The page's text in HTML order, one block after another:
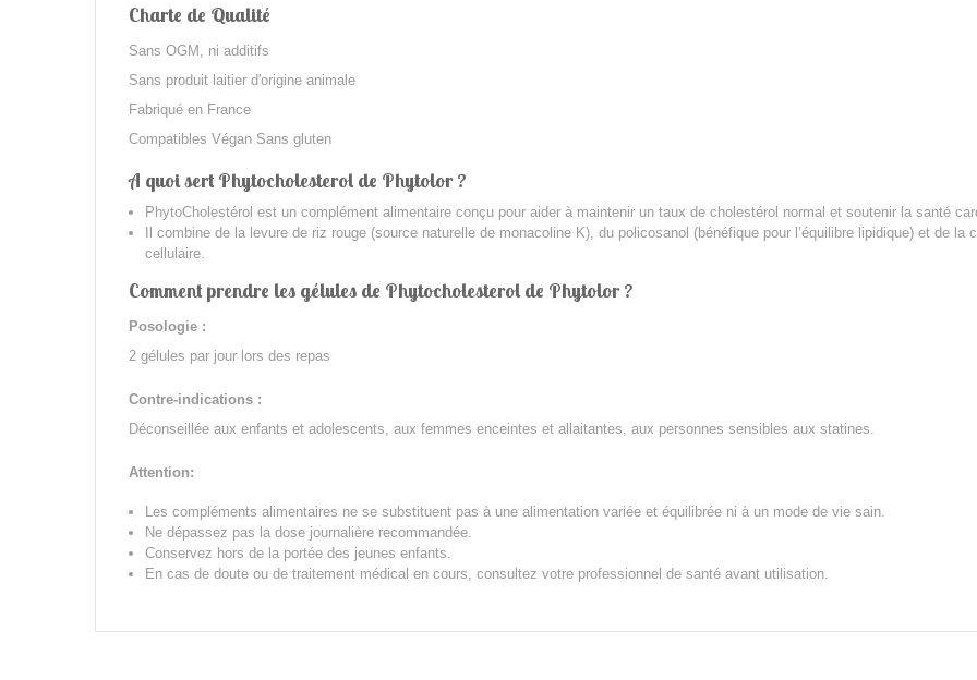
Charte de Qualité
Sans OGM, ni additifs
Sans produit laitier d'origine animale
Fabriqué en France
Compatibles Végan Sans gluten
A quoi sert Phytocholesterol de Phytolor ?
PhytoCholestérol est un complément alimentaire conçu pour aider à maintenir un taux de cholestérol normal et soutenir la santé
Il combine de la levure de riz rouge (source naturelle de monacoline K), du policosanol (bénéfique pour l’équilibre lipidique) et de la
cellulaire.
Comment prendre les gélules de Phytocholesterol de Phytolor ?
Posologie :
2 gélules par jour lors des repas
Contre-indications :
Déconseillée aux enfants et adolescents, aux femmes enceintes et allaitantes, aux personnes sensibles aux statines.
Attention:
Les compléments alimentaires ne se substituent pas à une alimentation variée et équilibrée ni à un mode de vie sain.
Ne dépassez pas la dose journalière recommandée.
Conservez hors de la portée des jeunes enfants.
En cas de doute ou de traitement médical en cours, consultez votre professionnel de santé avant utilisation.